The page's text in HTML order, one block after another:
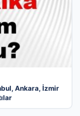
Ankara, İzmir